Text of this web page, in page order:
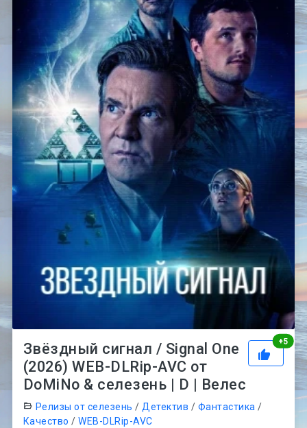
+5
Звёздный сигнал / Signal One
(2026) WEB-DLRip-AVC от
DoMiNo & селезень | D | Велес
Релизы от селезень /Детектив / Фантастика /
Качество /WEB-DLRip-AVC